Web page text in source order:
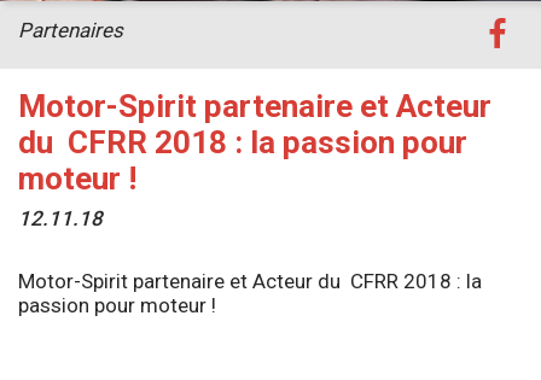
Motor-Spirit partenaire et Acteur
du CFRR 2018 : la passion pour
moteur !
12.11.18
Partenaires
Motor-Spirit partenaire et Acteur du CFRR 2018 : la
passion pour moteur !